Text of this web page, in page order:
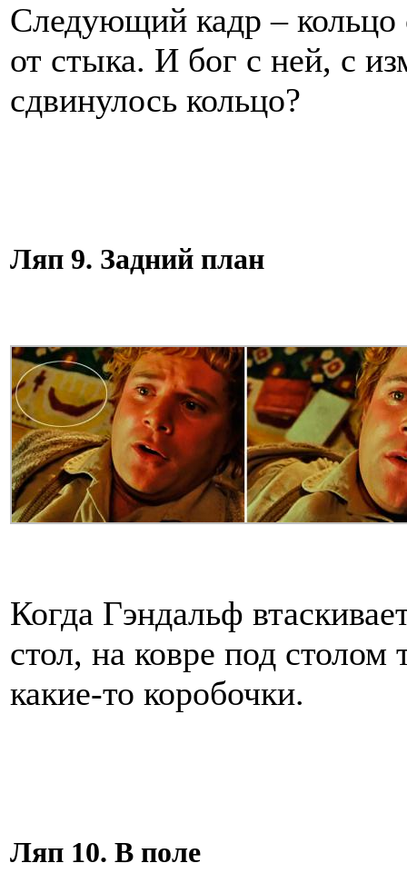
Следующий кадр – кольцо
от стыка. И бог с ней, с
сдвинулось кольцо?
Ляп 9. Задний план
Когда Гэндальф
стол, на ковре под столом
какие-то коробочки.
Ляп 10. В поле